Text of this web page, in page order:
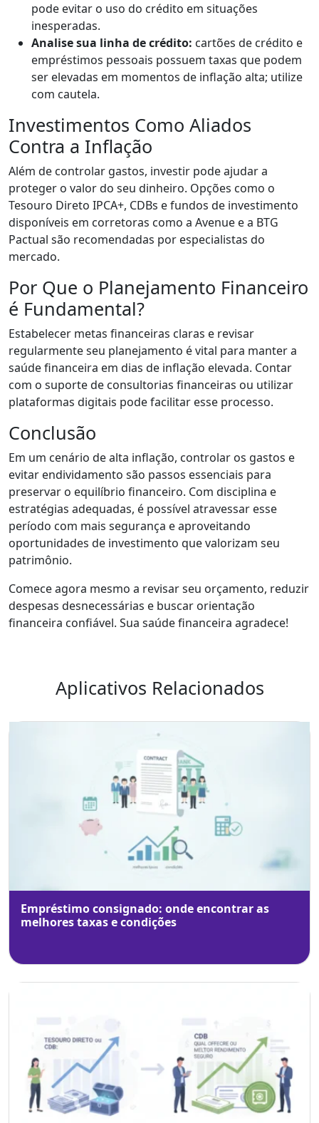
pode evitar o uso do crédito em situações
inesperadas.
Analise sua linha de crédito: cartões de crédito e
empréstimos pessoais possuem taxas que podem
ser elevadas em momentos de inflação alta; utilize
com cautela.
Investimentos Como Aliados
Contra a Inflação
Além de controlar gastos, investir pode ajudar a
proteger o valor do seu dinheiro. Opções como o
Tesouro Direto IPCA+, CDBs e fundos de investimento
disponíveis em corretoras como a Avenue e a BTG
Pactual são recomendadas por especialistas do
mercado.
Por Que o Planejamento Financeiro
é Fundamental?
Estabelecer metas financeiras claras e revisar
regularmente seu planejamento é vital para manter a
saúde financeira em dias de inflação elevada. Contar
com o suporte de consultorias financeiras ou utilizar
plataformas digitais pode facilitar esse processo.
Conclusão
Em um cenário de alta inflação, controlar os gastos e
evitar endividamento são passos essenciais para
preservar o equilíbrio financeiro. Com disciplina e
estratégias adequadas, é possível atravessar esse
período com mais segurança e aproveitando
oportunidades de investimento que valorizam seu
patrimônio.
Comece agora mesmo a revisar seu orçamento, reduzir
despesas desnecessárias e buscar orientação
financeira confiável. Sua saúde financeira agradece!
Aplicativos Relacionados
Empréstimo consignado: onde encontrar as
melhores taxas e condições